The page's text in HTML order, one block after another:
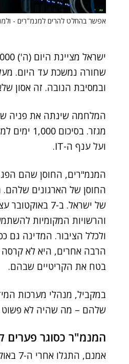
אפשר בהחלט להרים למנמ"רים -
ובמסיבת הנובה. זה אסון
המלחמה שינתה את פניה
מגזר.
ועל ענף ה-IT.
החוסן של הארגונים שלהם.
של ישראל. ב-7
והרשויות המקומיות
ולכלל הציבור. המדינה גם
הרבה אחרים, היא לא קרסה
בטח את הקריטיים שבהם.
במקביל, מנהלי מערכות
שלהם – מה שהיה לא פשוט
המנמ"ר כסוגר פערים